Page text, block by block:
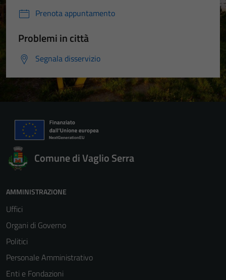
Prenota appuntamento
Problemi in città
Segnala disservizio
Comune di Vaglio Serra
AMMINISTRAZIONE
Uffici
Organi di Governo
Politici
Personale Amministrativo
Enti e Fondazioni